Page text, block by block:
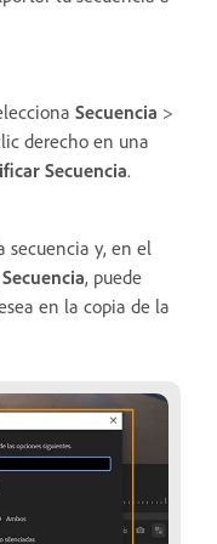
Secuencia >
derecho en una
Secuencia.
secuencia y, en el
, puede
en la copia de la